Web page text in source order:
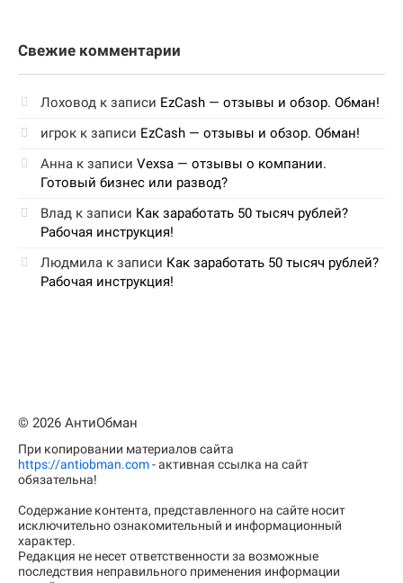
Свежие комментарии
Лоховод к записи EzCash — отзывы и обзор. Обман!
игрок к записи EzCash — отзывы и обзор. Обман!
Анна к записи Vexsa — отзывы о компании.
Готовый бизнес или развод?
Влад к записи Как заработать 50 тысяч рублей?
Рабочая инструкция!
Людмила к записи Как заработать 50 тысяч рублей?
Рабочая инструкция!
© 2026 АнтиОбман
При копировании материалов сайта
https://antiobman.com- активная ссылка на сайт
обязательна!
Содержание контента, представленного на сайте носит
исключительно ознакомительный и информационный
характер.
Редакция не несет ответственности за возможные
последствия неправильного применения информации